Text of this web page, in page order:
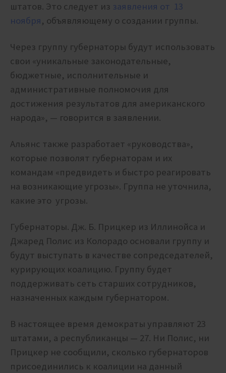
штатов. Это следует из заявления от 13
ноября, объявляющему о создании группы.
Через группу губернаторы будут использовать
свои «уникальные законодательные,
бюджетные, исполнительные и
административные полномочия для
достижения результатов для американского
народа», — говорится в заявлении.
Альянс также разработает «руководства»,
которые позволят губернаторам и их
командам «предвидеть и быстро реагировать
на возникающие угрозы». Группа не уточнила,
какие это угрозы.
Губернаторы. Дж. Б. Прицкер из Иллинойса и
Джаред Полис из Колорадо основали группу и
будут выступать в качестве сопредседателей,
курирующих коалицию. Группу будет
поддерживать сеть старших сотрудников,
назначенных каждым губернатором.
В настоящее время демократы управляют 23
штатами, а республиканцы — 27. Ни Полис, ни
Прицкер не сообщили, сколько губернаторов
присоединились к коалиции на данный